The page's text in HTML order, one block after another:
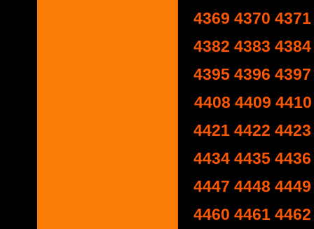
4369 4370 4371
4382 4383 4384
4395 4396 4397
4408 4409 4410
4421 4422 4423
4434 4435 4436
4447 4448 4449
4460 4461 4462